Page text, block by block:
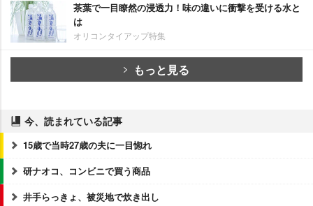
茶葉で一目瞭然の浸透力！味の違いに衝撃を受ける水と
は
オリコンタイアップ特集
もっと見る
今、読まれている記事
15歳で当時27歳の夫に一目惚れ
研ナオコ、コンビニで買う商品
井手らっきょ、被災地で炊き出し